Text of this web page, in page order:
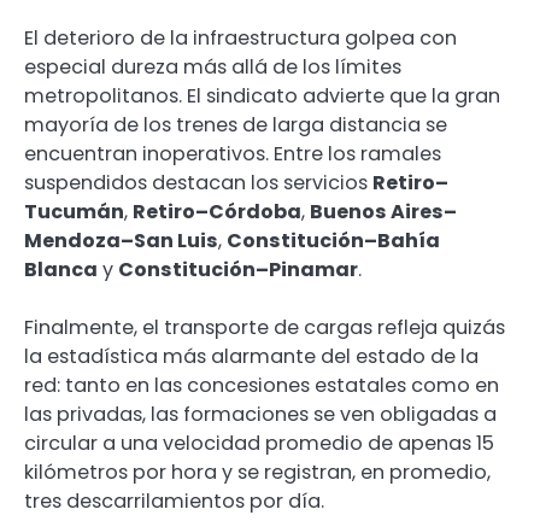
El deterioro de la infraestructura golpea con
especial dureza más allá de los límites
metropolitanos. El sindicato advierte que la gran
mayoría de los trenes de larga distancia se
encuentran inoperativos. Entre los ramales
suspendidos destacan los servicios Retiro–
Tucumán, Retiro–Córdoba, Buenos Aires–
Mendoza–San Luis, Constitución–Bahía
Blanca y Constitución–Pinamar.
Finalmente, el transporte de cargas refleja quizás
la estadística más alarmante del estado de la
red: tanto en las concesiones estatales como en
las privadas, las formaciones se ven obligadas a
circular a una velocidad promedio de apenas 15
kilómetros por hora y se registran, en promedio,
tres descarrilamientos por día.